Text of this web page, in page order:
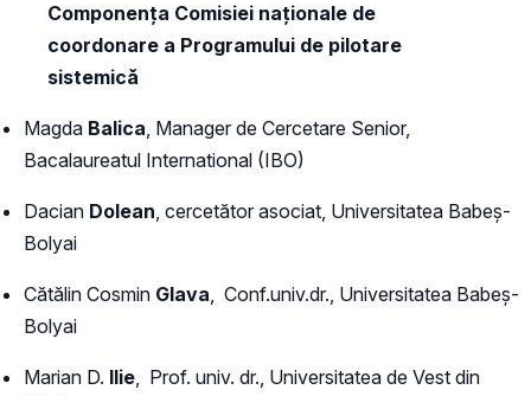
Componența Comisiei naționale de
coordonare a Programului de pilotare
sistemică
Magda Balica, Manager de Cercetare Senior,
Bacalaureatul International (IBO)
Dacian Dolean, cercetător asociat, Universitatea Babeș-
Bolyai
Cătălin Cosmin Glava, Conf.univ.dr., Universitatea Babeș-
Bolyai
Marian D. Ilie, Prof. univ. dr., Universitatea de Vest din